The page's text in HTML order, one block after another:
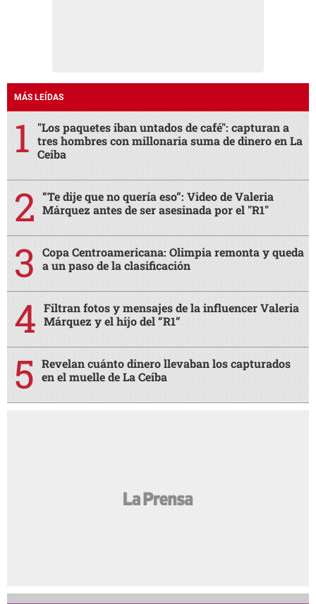
MÁS LEÍDAS
"Los paquetes iban untados de café": capturan a
tres hombres con millonaria suma de dinero en La
Ceiba
“Te dije que no quería eso”: Video de Valeria
Márquez antes de ser asesinada por el "R1"
Copa Centroamericana: Olimpia remonta y queda
a un paso de la clasificación
Filtran fotos y mensajes de la influencer Valeria
Márquez y el hijo del “R1”
Revelan cuánto dinero llevaban los capturados
en el muelle de La Ceiba